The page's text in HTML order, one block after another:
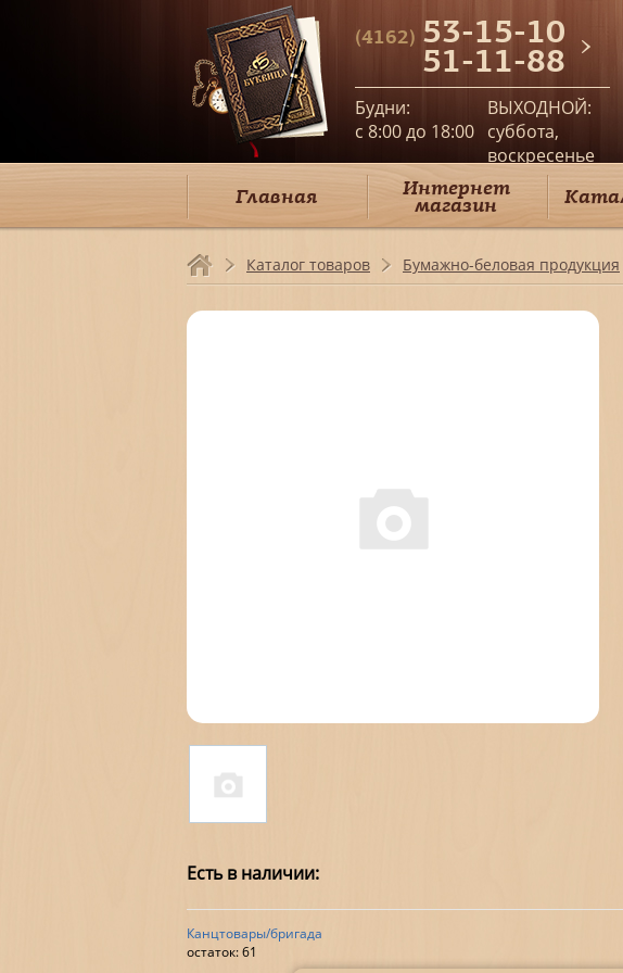
(4162) 53-15-10
51-11-88
Будни:
c 8:00 до 18:00
ВЫХОДНОЙ:
суббота,
воскресенье
Главная Интернет
магазин
Каталог товаров Бумажно-беловая продукция
Есть в наличии:
Канцтовары/бригада
остаток:61